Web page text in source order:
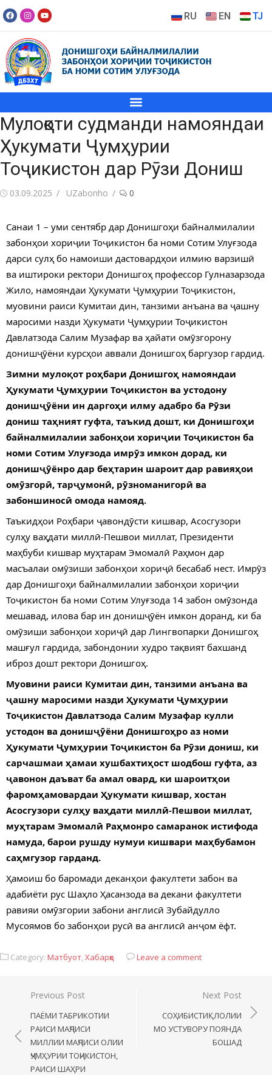
RU EN TJ
Мулоқоти судманди намояндаи
Ҳукумати Ҷумҳурии
Тоҷикистон дар Рӯзи Дониш
03.09.2025 UZabonho 0
Санаи 1 – уми сентябр дар Донишгоҳи байналмилалии
забонҳои хориҷии Тоҷикистон ба номи Сотим Улуғзода
дарси сулҳ бо намоиши дастовардҳои илмию варзишӣ
ва иштироки ректори Донишгоҳ профессор Гулназарзода
Жило, намояндаи Ҳукумати Ҷумҳурии Тоҷикистон,
муовини раиси Кумитаи дин, танзими анъана ва ҷашну
маросими назди Ҳукумати Ҷумҳурии Тоҷикистон
Давлатзода Салим Музафар ва ҳайати омӯзгорону
донишҷӯёни курсҳои аввали Донишгоҳ баргузор гардид.
Зимни мулоқот роҳбари Донишгоҳ намояндаи
Ҳукумати Ҷумҳурии Тоҷикистон ва устодону
донишҷӯёни ин даргоҳи илму адабро ба Рӯзи
дониш таҳният гуфта, таъкид дошт, ки Донишгоҳи
байналмилалии забонҳои хориҷии Тоҷикистон ба
номи Сотим Улуғзода имрӯз имкон дорад, ки
донишҷӯёнро дар беҳтарин шароит дар равияҳои
омӯзгорӣ, тарҷумонӣ, рӯзноманигорӣ ва
забоншиносӣ омода намояд.
Таъкидҳои Роҳбари ҷавондӯсти кишвар, Асосгузори
сулҳу ваҳдати миллӣ-Пешвои миллат, Президенти
маҳбуби кишвар муҳтарам Эмомалӣ Раҳмон дар
масъалаи омӯзиши забонҳои хориҷӣ бесабаб нест. Имрӯз
дар Донишгоҳи байналмилалии забонҳои хориҷии
Тоҷикистон ба номи Сотим Улуғзода 14 забон омӯзонда
мешавад, илова бар ин донишҷӯён имкон доранд, ки ба
омӯзиши забонҳои хориҷӣ дар Лингвопарки Донишгоҳ
машғул гардида, забондонии худро тақвият бахшанд
иброз дошт ректори Донишгоҳ.
Муовини раиси Кумитаи дин, танзими анъана ва
ҷашну маросими назди Ҳукумати Ҷумҳурии
Тоҷикистон Давлатзода Салим Музафар кулли
устодон ва донишҷӯёни Донишгоҳро аз номи
Ҳукумати Ҷумҳурии Тоҷикистон ба Рӯзи дониш, ки
сарчашмаи ҳамаи хушбахтиҳост шодбош гуфта, аз
ҷавонон даъват ба амал овард, ки шароитҳои
фаромҳамовардаи Ҳукумати кишвар, хостан
Асосгузори сулҳу ваҳдати миллӣ-Пешвои миллат,
муҳтарам Эмомалӣ Раҳмонро самаранок истифода
намуда, барои рушду нумуи кишвари маҳбубамон
саҳмгузор гарданд.
Ҳамоиш бо баромади деканҳои факултети забон ва
адабиёти рус Шаҳло Ҳасанзода ва декани факултети
равияи омӯзгории забони англисӣ Зубайдулло
Мусоямов бо забонҳои русӣ ва англисӣ анҷом ёфт.
Category: Матбуот Хабарҳо Leave a comment
Previous Post
ПАЁМИ ТАБРИКОТИИ
РАИСИ МАҶЛИСИ
МИЛЛИИ МАҶЛИСИ ОЛИИ
ҶУМҲУРИИ ТОҶИКИСТОН,
РАИСИ ШАҲРИ
Next Post
СОҲИБИСТИҚЛОЛИИ
МО УСТУВОРУ ПОЯНДА
БОШАД